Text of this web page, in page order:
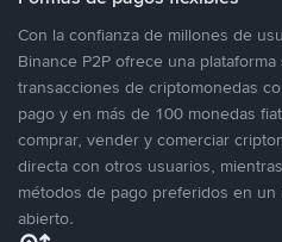
Con la confianza de millones de
Binance P2P ofrece una
transacciones de criptomonedas
pago y en más de 100 monedas
comprar, vender y comerciar
directa con otros usuarios,
métodos de pago preferidos en
abierto.